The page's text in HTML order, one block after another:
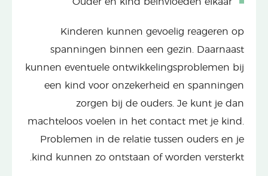
Kinderen kunnen gevoelig reageren op
spanningen binnen een gezin. Daarnaast
kunnen eventuele ontwikkelingsproblemen bij
een kind voor onzekerheid en spanningen
zorgen bij de ouders. Je kunt je dan
machteloos voelen in het contact met je kind.
Problemen in de relatie tussen ouders en je
kind kunnen zo ontstaan of worden versterkt.